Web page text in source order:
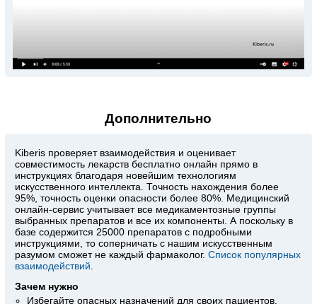
Дополнительно
Kiberis проверяет взаимодействия и оценивает
совместимость лекарств бесплатно онлайн прямо в
инструкциях благодаря новейшим технологиям
искусственного интеллекта. Точность нахождения более
95%, точность оценки опасности более 80%. Медицинский
онлайн-сервис учитывает все медикаментозные группы
выбранных препаратов и все их компоненты. А поскольку в
базе содержится 25000 препаратов с подробными
инструкциями, то соперничать с нашим искусственным
разумом сможет не каждый фармаколог.Список популярных
взаимодействий
Зачем нужно
Избегайте опасных назначений для своих пациентов.